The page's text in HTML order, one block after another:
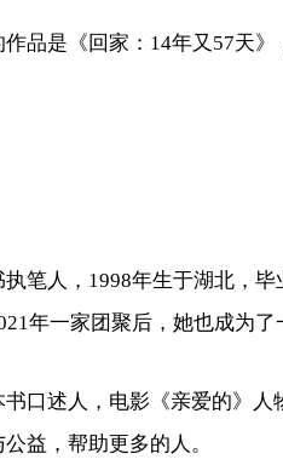
是《回家：14年又57天》
人，1998年生于湖北，毕
年一家团聚后，她也成为了
述人，电影《亲爱的》人
益，帮助更多的人。